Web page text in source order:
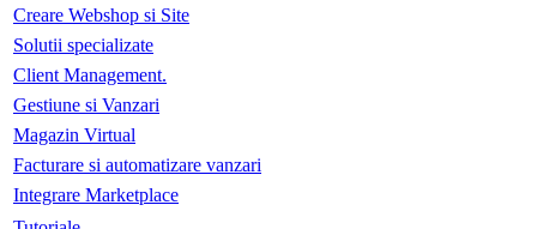
Creare Webshop si Site
Solutii specializate
Client Management.
Gestiune si Vanzari
Magazin Virtual
Facturare si automatizare vanzari
Integrare Marketplace